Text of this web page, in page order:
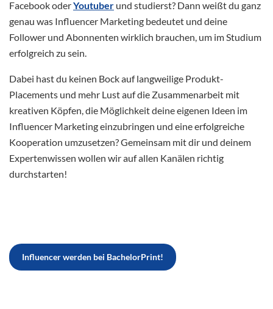
Facebook oderYoutuber und studierst? Dann weißt du ganz
genau was Influencer Marketing bedeutet und deine
Follower und Abonnenten wirklich brauchen, um im Studium
erfolgreich zu sein.
Dabei hast du keinen Bock auf langweilige Produkt-
Placements und mehr Lust auf die Zusammenarbeit mit
kreativen Köpfen, die Möglichkeit deine eigenen Ideen im
Influencer Marketing einzubringen und eine erfolgreiche
Kooperation umzusetzen? Gemeinsam mit dir und deinem
Expertenwissen wollen wir auf allen Kanälen richtig
durchstarten!
Influencer werden bei BachelorPrint!